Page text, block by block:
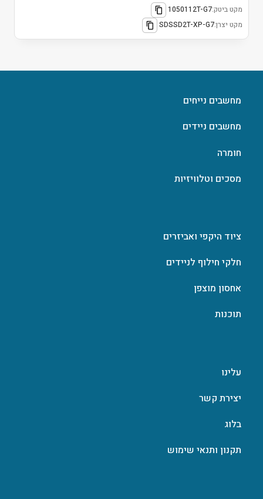
מקט ביטק:1050112T-G7
מקט יצרן:SDSSD2T-XP-G7
מחשבים נייחים
מחשבים ניידים
חומרה
מסכים וטלוויזיות
ציוד היקפי ואביזרים
חלקי חילוף לניידים
אחסון מוצפן
תוכנות
עלינו
יצירת קשר
בלוג
תקנון ותנאי שימוש